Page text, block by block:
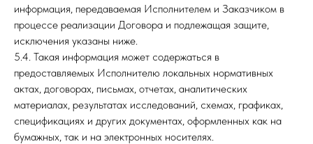
информация, передаваемая Исполнителем и Заказчиком в
процессе реализации Договора и подлежащая защите,
исключения указаны ниже.
5.4. Такая информация может содержаться в
предоставляемых Исполнителю локальных нормативных
актах, договорах, письмах, отчетах, аналитических
материалах, результатах исследований, схемах, графиках,
спецификациях и других документах, оформленных как на
бумажных, так и на электронных носителях.